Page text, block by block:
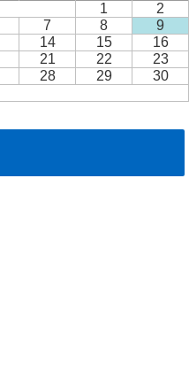
1
2
7 8
9
14 15
16
21 22
23
28 29
30